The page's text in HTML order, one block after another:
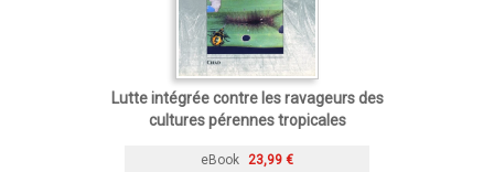
Lutte intégrée contre les ravageurs des
cultures pérennes tropicales
eBook 23,99 €